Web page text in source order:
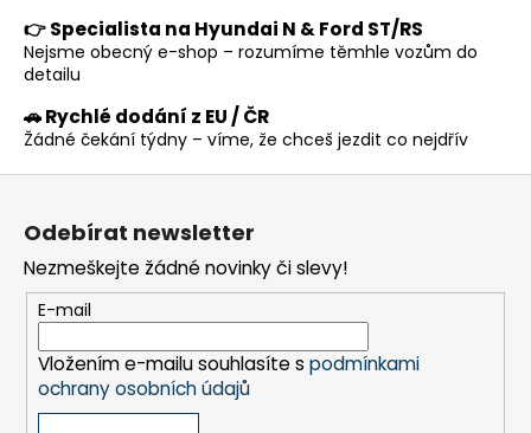
p
r
k
y
s
u
👉 Specialista na Hyundai N & Ford ST/RS
Nejsme obecný e-shop – rozumíme těmhle vozům do
detailu
🚗 Rychlé dodání z EU / ČR
Žádné čekání týdny – víme, že chceš jezdit co nejdřív
Z
Odebírat newsletter
Nezmeškejte žádné novinky či slevy!
E-mail
Vložením e-mailu souhlasíte s podmínkami
ochrany osobních údajů